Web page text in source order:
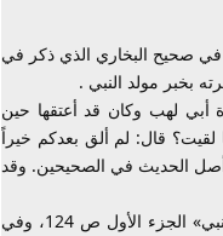
في صحيح البخاري الذي ذكر في
بخبر مولد النبي .
أبي لهب وكان قد أعتقها حين
لقيت؟ قال: لم ألق بعدكم خيراً
وأصل الحديث في الصحيحين. وقد
وهذا الحديث مذكور في صحيح البخاري في «كتاب النكاح». وقد ذكره ابن كثير في كتبه «سيرة النبي» الجزء الأول ص 124، وفي